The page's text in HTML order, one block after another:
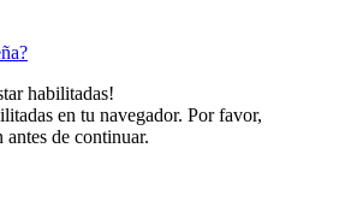
habilitadas!
en tu navegador. Por favor,
de continuar.